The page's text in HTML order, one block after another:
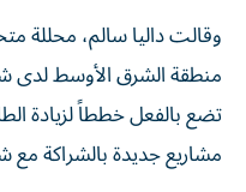
وقالت داليا سالم، محللة
منطقة الشرق الأوسط لدى
تضع بالفعل خططاً لزيادة
مشاريع جديدة بالشراكة مع